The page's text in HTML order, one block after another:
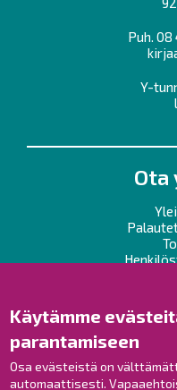
Käytämme
parantamiseen
Osa evästeistä on
automaattisesti.
Puh. 08
Y-
Raahe
Raahe
Raahe